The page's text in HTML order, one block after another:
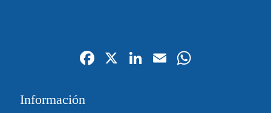
Fa
X
Li E
Información